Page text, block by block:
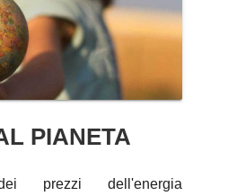
PIANETA
prezzi dell'energia